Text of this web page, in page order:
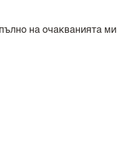
на очакванията ми